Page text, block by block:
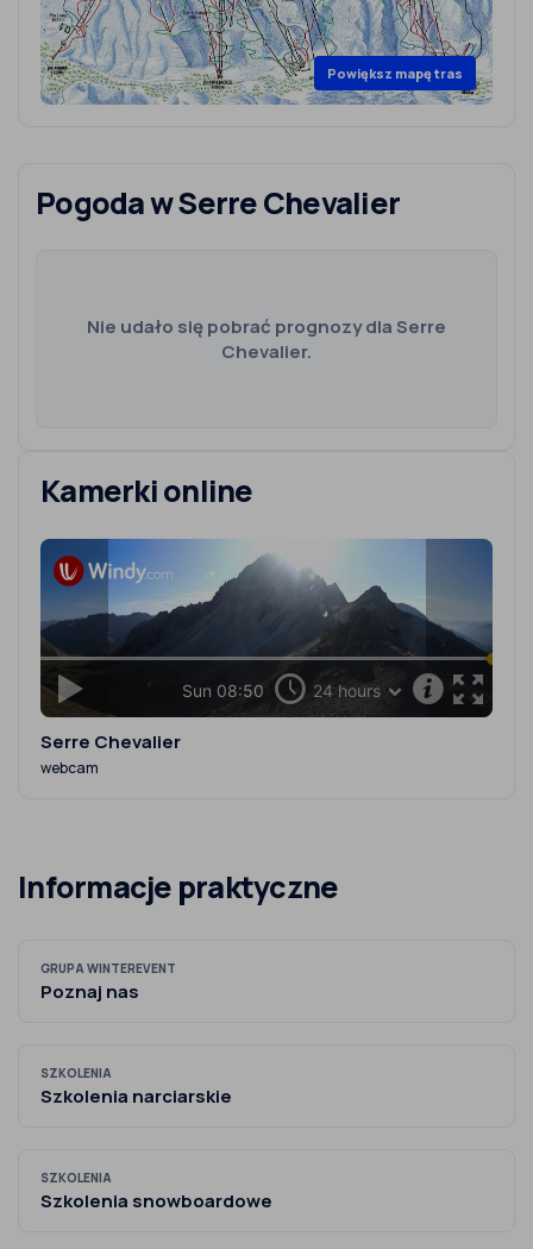
Powiększ mapę tras
Pogoda w Serre Chevalier
Nie udało się pobrać prognozy dla Serre
Chevalier.
Kamerki online
Serre Chevalier
webcam
Informacje praktyczne
GRUPA WINTEREVENT
Poznaj nas
SZKOLENIA
Szkolenia narciarskie
SZKOLENIA
Szkolenia snowboardowe